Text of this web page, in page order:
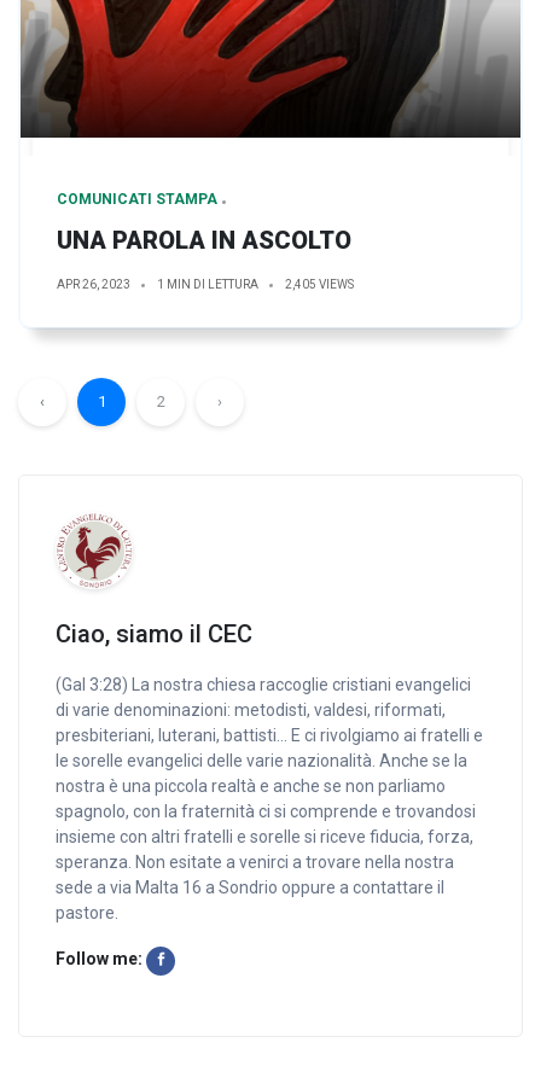
COMUNICATI STAMPA
UNA PAROLA IN ASCOLTO
APR 26, 2023 1 MIN DI LETTURA 2,405 VIEWS
‹ 1 2 ›
Ciao, siamo il CEC
(Gal 3:28) La nostra chiesa raccoglie cristiani evangelici
di varie denominazioni: metodisti, valdesi, riformati,
presbiteriani, luterani, battisti… E ci rivolgiamo ai fratelli e
le sorelle evangelici delle varie nazionalità. Anche se la
nostra è una piccola realtà e anche se non parliamo
spagnolo, con la fraternità ci si comprende e trovandosi
insieme con altri fratelli e sorelle si riceve fiducia, forza,
speranza. Non esitate a venirci a trovare nella nostra
sede a via Malta 16 a Sondrio oppure a contattare il
pastore.
Follow me: